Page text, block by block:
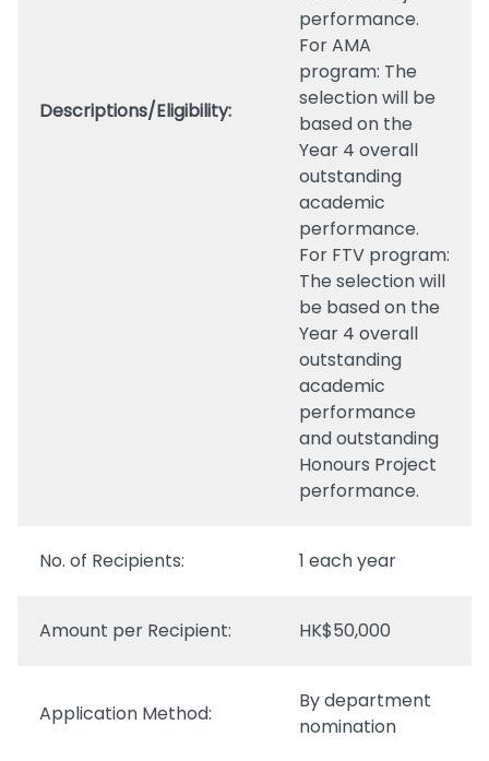
Descriptions/Eligibility:
performance.
For AMA
program: The
selection will be
based on the
Year 4 overall
outstanding
academic
performance.
For FTV program:
The selection will
be based on the
Year 4 overall
outstanding
academic
performance
and outstanding
Honours Project
performance.
No. of Recipients: 1 each year
Amount per Recipient: HK$50,000
Application Method:
By department
nomination